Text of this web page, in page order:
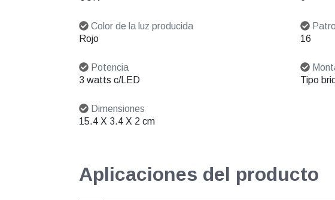
Color de la luz producida
Rojo
16
Potencia
3 watts c/LED
Tipo
Dimensiones
15.4 X 3.4 X 2 cm
Aplicaciones del producto